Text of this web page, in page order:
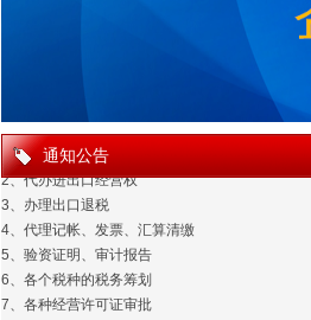
通知公告
9、会计培训
1、工商注册、变更、年审、注销
2、代办进出口经营权
3、办理出口退税
4、代理记帐、发票、汇算清缴
5、验资证明、审计报告
6、各个税种的税务筹划
7、各种经营许可证审批